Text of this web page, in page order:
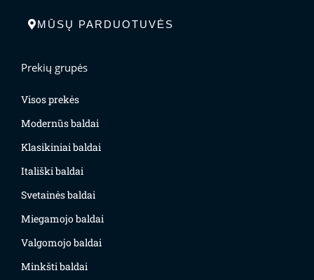
MŪSŲ PARDUOTUVĖS
Prekių grupės
Visos prekės
Modernūs baldai
Klasikiniai baldai
Itališki baldai
Svetainės baldai
Miegamojo baldai
Valgomojo baldai
Minkšti baldai